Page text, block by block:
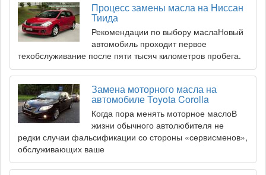
Процесс замены масла на Ниссан
Тиида
Рекомендации по выбору маслаНовый
автомобиль проходит первое
техобслуживание после пяти тысяч километров пробега.
Замена моторного масла на
автомобиле Toyota Corolla
Когда пора менять моторное маслоВ
жизни обычного автолюбителя не
редки случаи фальсификации со стороны «сервисменов»,
обслуживающих ваше